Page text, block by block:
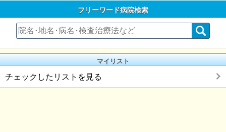
フリーワード病院検索
マイリスト
チェックしたリストを見る